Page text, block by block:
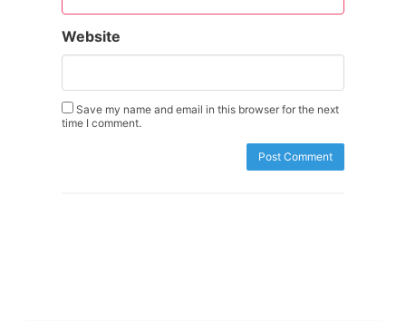
Website
Save my name and email in this browser for the next
time I comment.